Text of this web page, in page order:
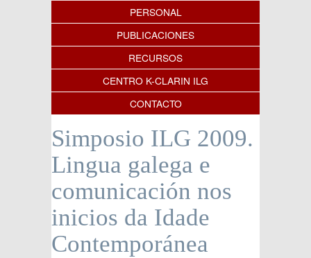
PERSONAL
PUBLICACIONES
RECURSOS
CENTRO K-CLARIN ILG
CONTACTO
Simposio ILG 2009.
Lingua galega e
comunicación nos
inicios da Idade
Contemporánea